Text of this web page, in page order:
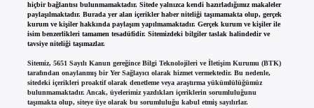
hiçbir bağlantısı bulunmamaktadır. Sitede yalnızca kendi hazırladığımız makaleler
paylaşılmaktadır. Burada yer alan içerikler haber niteliği taşımamakta olup, gerçek
kurum ve kişiler hakkında paylaşım yapılmamaktadır. Gerçek kurum ve kişiler ile
isim benzerlikleri tamamen tesadüfidir. Sitemizdeki bilgiler taslak halindedir ve
tavsiye niteliği taşımazlar.
Sitemiz, 5651 Sayılı Kanun gereğince Bilgi Teknolojileri ve İletişim Kurumu (BTK)
tarafından onaylanmış bir Yer Sağlayıcı olarak hizmet vermektedir. Bu nedenle,
sitedeki içerikleri proaktif olarak denetleme veya araştırma yükümlülüğümüz
bulunmamaktadır. Ancak, üyelerimiz yazdıkları içeriklerin sorumluluğunu
taşımakta olup, siteye üye olarak bu sorumluluğu kabul etmiş sayılırlar.